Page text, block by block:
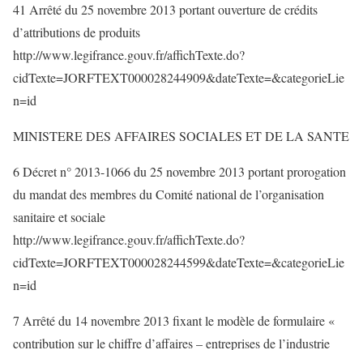
41 Arrêté du 25 novembre 2013 portant ouverture de crédits
d’attributions de produits
http://www.legifrance.gouv.fr/affichTexte.do?
cidTexte=JORFTEXT000028244909&dateTexte=&categorieLie
n=id
MINISTERE DES AFFAIRES SOCIALES ET DE LA SANTE
6 Décret n° 2013-1066 du 25 novembre 2013 portant prorogation
du mandat des membres du Comité national de l’organisation
sanitaire et sociale
http://www.legifrance.gouv.fr/affichTexte.do?
cidTexte=JORFTEXT000028244599&dateTexte=&categorieLie
n=id
7 Arrêté du 14 novembre 2013 fixant le modèle de formulaire «
contribution sur le chiffre d’affaires – entreprises de l’industrie